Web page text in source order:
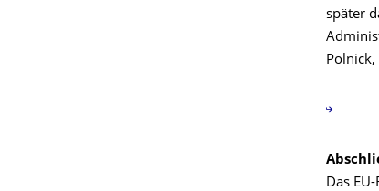
später
Polnick,
Das